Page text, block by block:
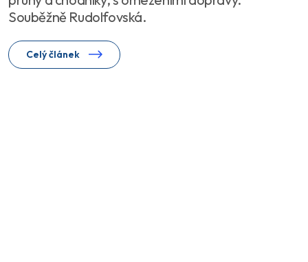
Souběžně Rudolfovská.
Celý článek